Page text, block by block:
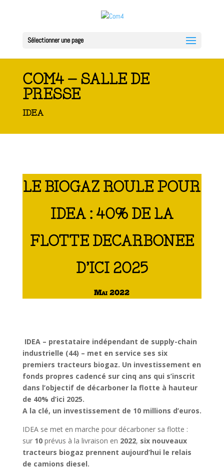
Sélectionner une page
COM4 – SALLE DE
PRESSE
IDEA
LE BIOGAZ ROULE POUR
IDEA : 40% DE LA
FLOTTE DECARBONEE
D’ICI 2025
Mai 2022
IDEA – prestataire indépendant de supply-chain
industrielle (44) – met en service ses six
premiers tracteurs biogaz. Un investissement en
fonds propres cadencé sur cinq ans qui s’inscrit
dans l’objectif de décarboner la flotte à hauteur
de 40% d’ici 2025.
A la clé, un investissement de 10 millions d’euros.
IDEA se met en marche pour décarboner sa flotte :
sur 10prévus à la livraison en 2022, six nouveaux
tracteurs biogaz prennent aujourd’hui le relais
de camions diesel.